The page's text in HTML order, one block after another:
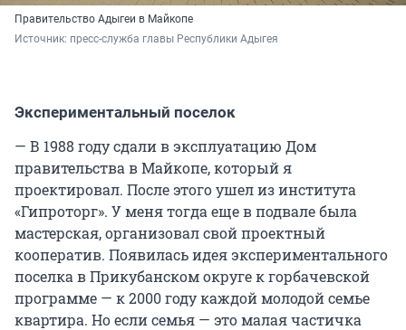
Правительство Адыгеи в Майкопе
Источник: пресс-служба главы Республики Адыгея
Экспериментальный поселок
— В 1988 году сдали в эксплуатацию Дом
правительства в Майкопе, который я
проектировал. После этого ушел из института
«Гипроторг». У меня тогда еще в подвале была
мастерская, организовал свой проектный
кооператив. Появилась идея экспериментального
поселка в Прикубанском округе к горбачевской
программе — к 2000 году каждой молодой семье
квартира. Но если семья — это малая частичка